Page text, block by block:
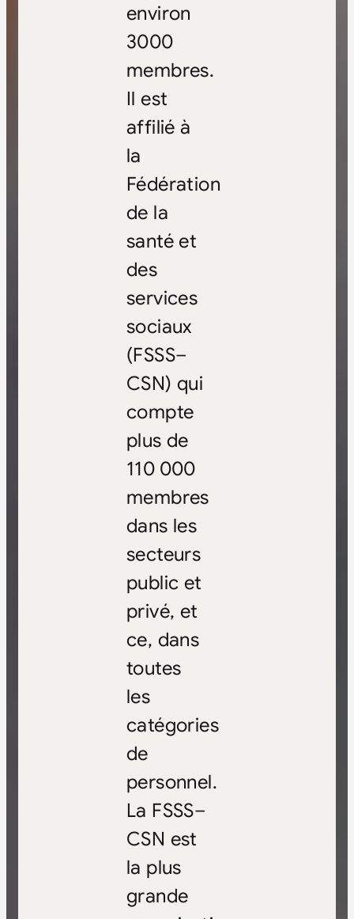
environ
3000
membres.
Il est
affilié à
la
Fédération
de la
santé et
des
services
sociaux
(FSSS–
CSN) qui
compte
plus de
110 000
membres
dans les
secteurs
public et
privé, et
ce, dans
toutes
les
catégories
de
personnel.
La FSSS–
CSN est
la plus
grande